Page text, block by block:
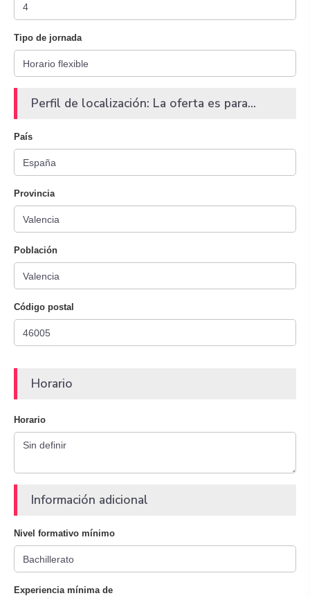
Tipo de jornada
Perfil de localización: La oferta es para...
País
Provincia
Población
Código postal
Horario
Horario
Información adicional
Nivel formativo mínimo
Experiencia mínima de